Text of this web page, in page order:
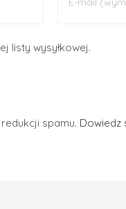
listy wysyłkowej.
spamu. Dowiedz